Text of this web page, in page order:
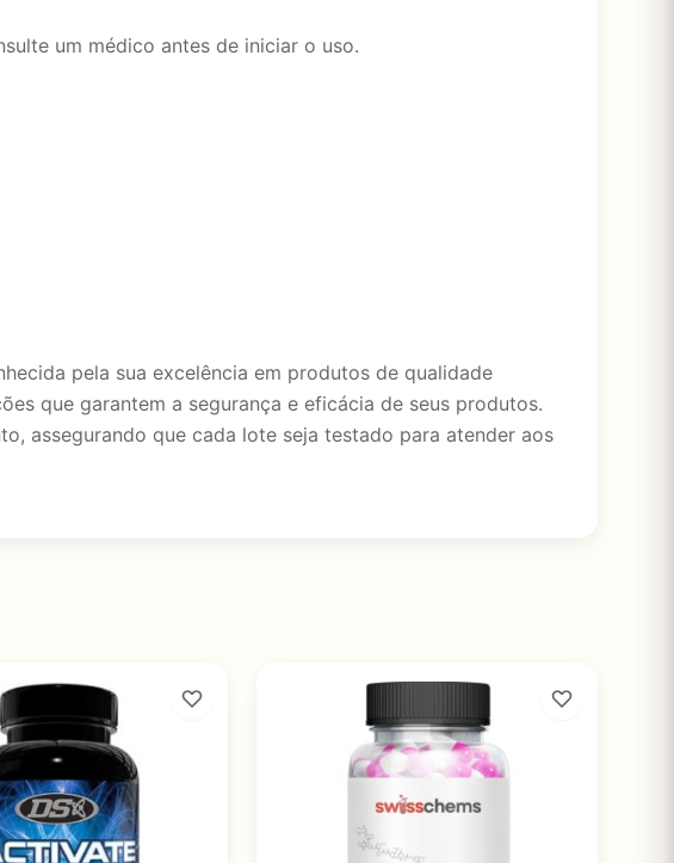
um médico antes de iniciar o uso.
pela sua excelência em produtos de qualidade
que garantem a segurança e eficácia de seus produtos.
assegurando que cada lote seja testado para atender aos